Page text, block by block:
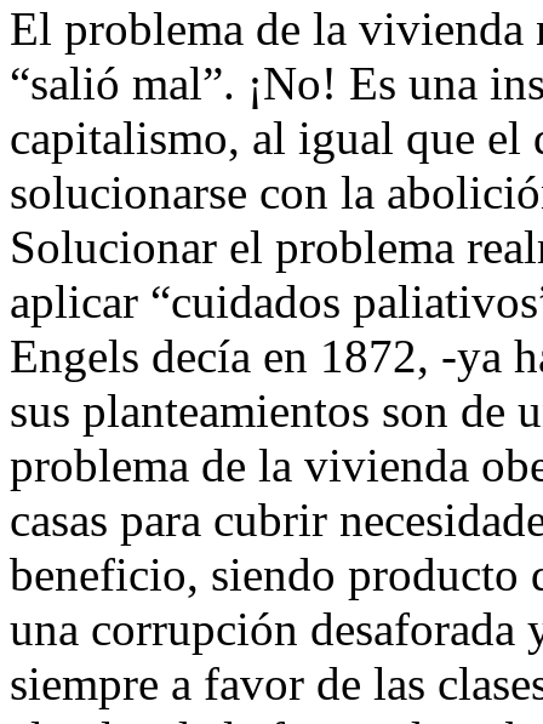
El problema de la vivienda
“salió mal”. ¡No! Es una
capitalismo, al igual que el
solucionarse con la
Solucionar el problema
aplicar “cuidados
Engels decía en 1872, -ya
sus planteamientos son de
problema de la vivienda
casas para cubrir
beneficio, siendo producto
una corrupción desaforada
siempre a favor de las